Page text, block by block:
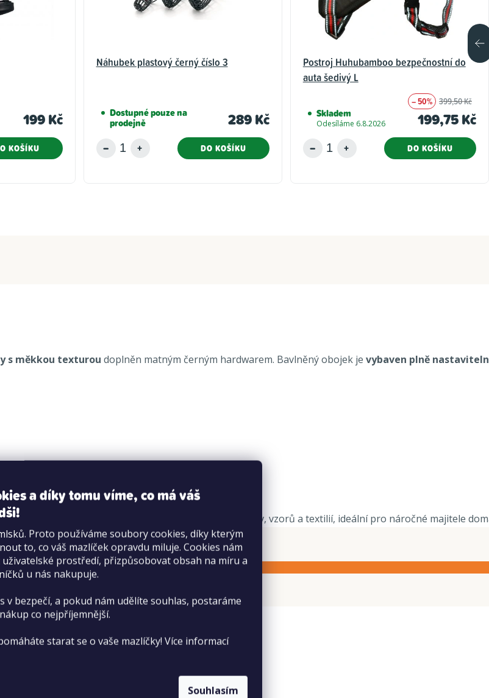
a díky tomu víme, co má váš
Proto používáme soubory cookies, díky kterým
to, co váš mazlíček opravdu miluje. Cookies nám
prostředí, přizpůsobovat obsah na míru a
u nás nakupuje.
v bezpečí, a pokud nám udělíte souhlas, postaráme
co nejpříjemnější.
starat se o vaše mazlíčky! Více informací
Souhlasím
199 Kč
KOŠÍKU
Náhubek plastový černý číslo 3
Dostupné pouze na
prodejně 289 Kč
DO KOŠÍKU
Postroj Huhubamboo bezpečnostní do
auta šedivý L
Skladem
Odesíláme 6.8.2026
– 50% 399,50 Kč
199,75 Kč
DO KOŠÍKU
s měkkou texturou doplněn matným černým hardwarem. Bavlněný obojek je vybaven plně
nečistěte. Řada Life by FuzzYard je mix trendy barev, vzorů a textilií, ideální pro náročné